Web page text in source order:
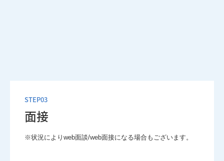
STEP03
面接
※状況によりweb面談/web面接になる場合もございます。